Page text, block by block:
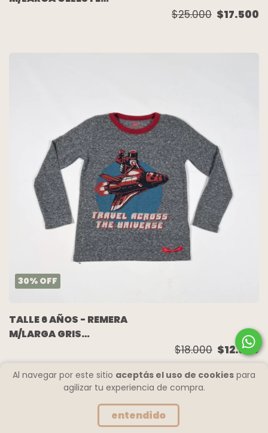
Al navegar por este sitio aceptás el uso de cookies para
agilizar tu experiencia de compra.
entendido
$25.000 $17.500
30% OFF
TALLE 6 AÑOS - REMERA
M/LARGA GRIS
DANVERS
$18.000 $12.600